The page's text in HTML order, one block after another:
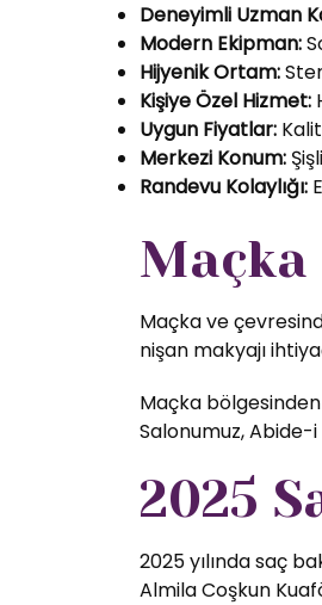
Deneyimli Uzman
Modern Ekipman:
Hijyenik Ortam:
Kişiye Özel Hizmet:
Uygun Fiyatlar:
Merkezi Konum:
Randevu Kolaylığı:
Maçka ve
nişan makyajı
Maçka
Salonumuz,
2025
2025 yılında saç
Almila Coşkun